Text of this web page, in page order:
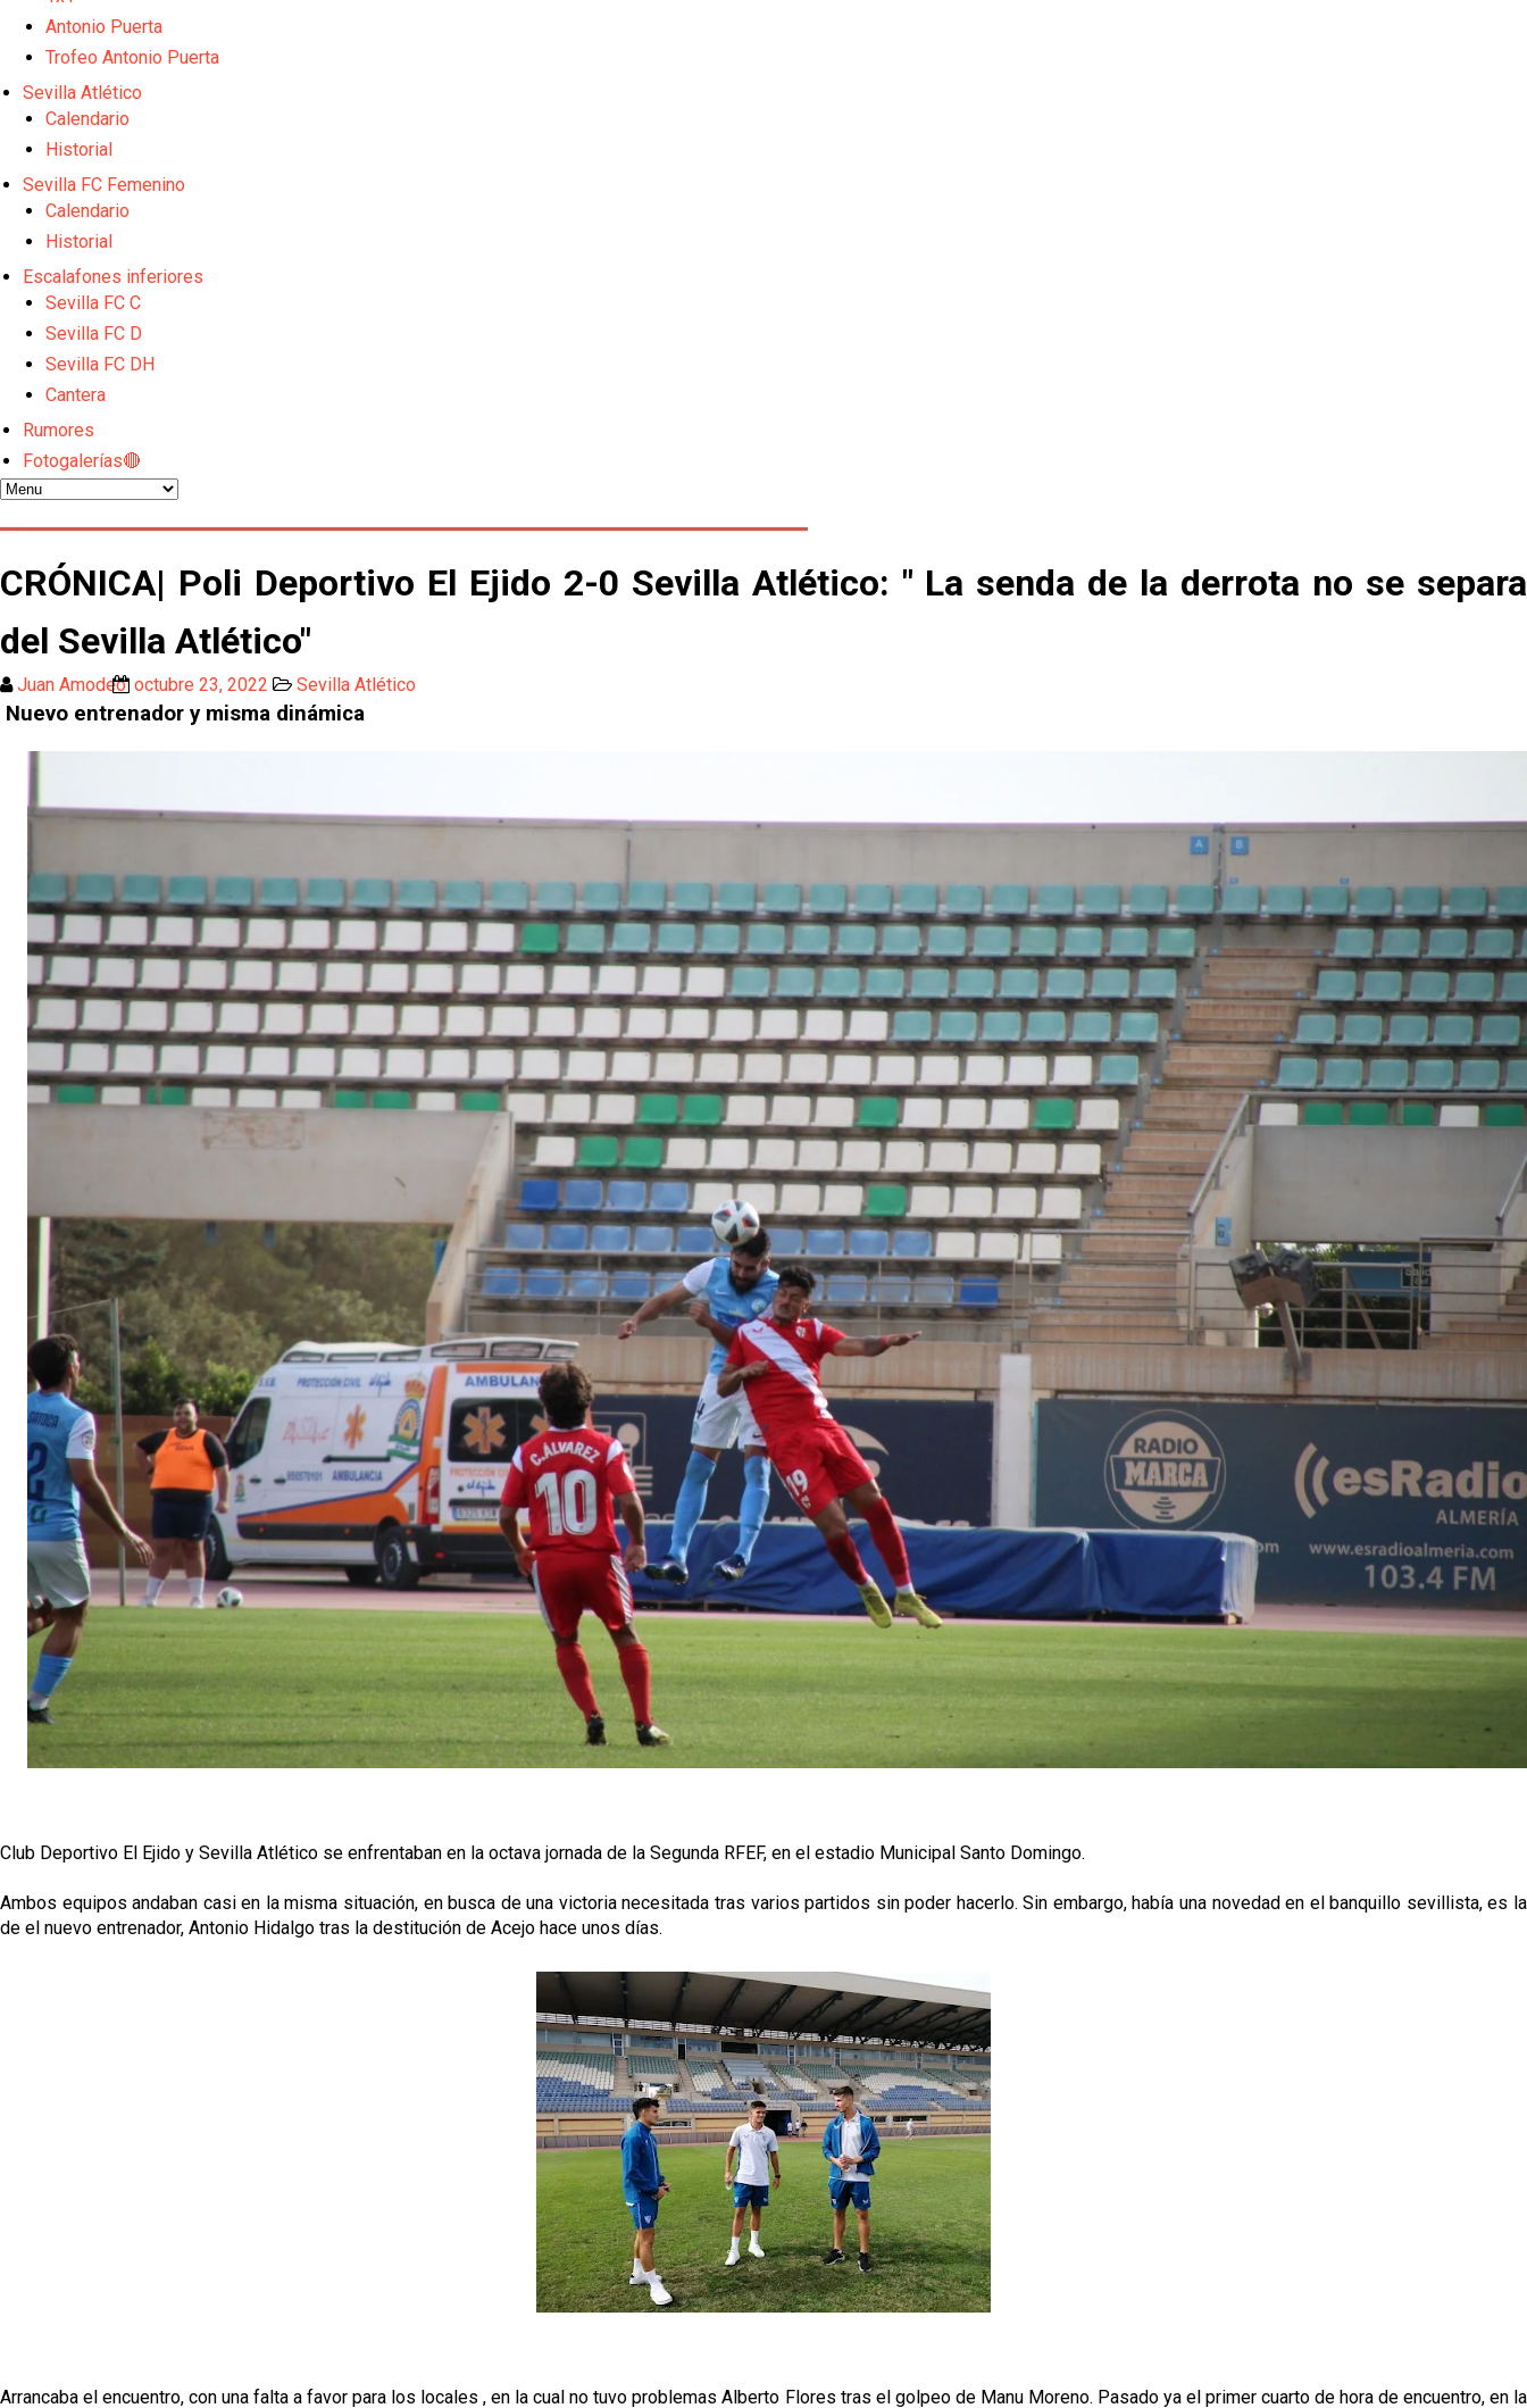
Apuesta por la juventud y las ideas claras: el once que perfila el Sevilla FC para el debut liguero
El Rayo Vallecano llega a la cita de Nervión con derrota
Crónica Pretemporada I Bayer Leverkusen 2-1 Sevilla FC
Antonio Puerta
Trofeo Antonio Puerta
Sevilla Atlético
Calendario
Historial
Sevilla FC Femenino
Calendario
Historial
Escalafones inferiores
Sevilla FC C
Sevilla FC D
Sevilla FC DH
Cantera
Rumores
Fotogalerías🔴
CRÓNICA| Poli Deportivo El Ejido 2-0 Sevilla Atlético: " La senda de la derrota no se separa
del Sevilla Atlético"
Juan Amodeo octubre 23, 2022 Sevilla Atlético
Nuevo entrenador y misma dinámica
Club Deportivo El Ejido y Sevilla Atlético se enfrentaban en la octava jornada de la Segunda RFEF, en el estadio Municipal Santo Domingo.
Ambos equipos andaban casi en la misma situación, en busca de una victoria necesitada tras varios partidos sin poder hacerlo. Sin embargo, había una novedad en el banquillo sevillista, es la
de el nuevo entrenador, Antonio Hidalgo tras la destitución de Acejo hace unos días.
Arrancaba el encuentro, con una falta a favor para los locales , en la cual no tuvo problemas Alberto Flores tras el golpeo de Manu Moreno. Pasado ya el primer cuarto de hora de encuentro, en la